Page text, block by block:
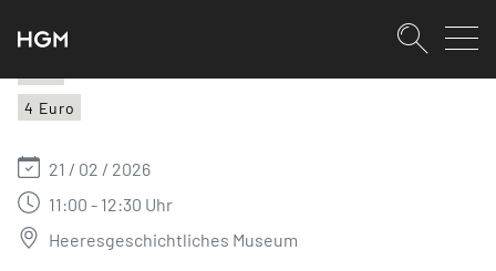
SKIPLINKS
4 Euro
21 / 02 / 2026
11:00 - 12:30 Uhr
Heeresgeschichtliches Museum